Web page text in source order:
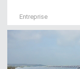
Entreprise